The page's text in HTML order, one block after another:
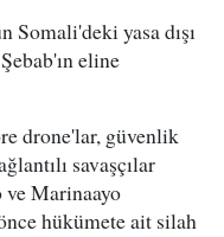
Somali'deki yasa dışı
eline
drone'lar, güvenlik
savaşçılar
ve Marinaayo
hükümete ait silah